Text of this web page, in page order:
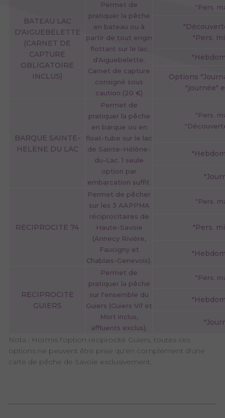
BATEAU LAC
D'AIGUEBELETTE
(CARNET DE
CAPTURE
OBLIGATOIRE
INCLUS)
Permet de
pratiquer la pêche
en bateau ou à
partir de tout engin
flottant sur le lac
d'Aiguebelette.
Carnet de capture
consigné sous
caution (20 €)
"Pers.
"Pers.
Options
"journée"
BARQUE SAINTE-
HELENE DU LAC
Permet de
pratiquer la pêche
en barque ou en
float-tube sur le lac
de Sainte-Hélène-
du-Lac. 1 seule
option par
embarcation suffit.
"Pers.
RECIPROCITE 74
Permet de pêcher
sur les 3 AAPPMA
réciprocitaires de
Haute-Savoie
(Annecy Rivière,
Faucigny et
Chablais-Genevois).
"Pers.
"Pers.
RECIPROCITE
GUIERS
Permet de
pratiquer la pêche
sur l'ensemble du
Guiers (Guiers Vif et
Mort inclus,
affluents exclus).
"Pers.
Nota : Hormis l'option réciprocité Guiers, toutes ces
options ne peuvent être prise qu'en complément d'une
carte de pêche de Savoie exclusivement.